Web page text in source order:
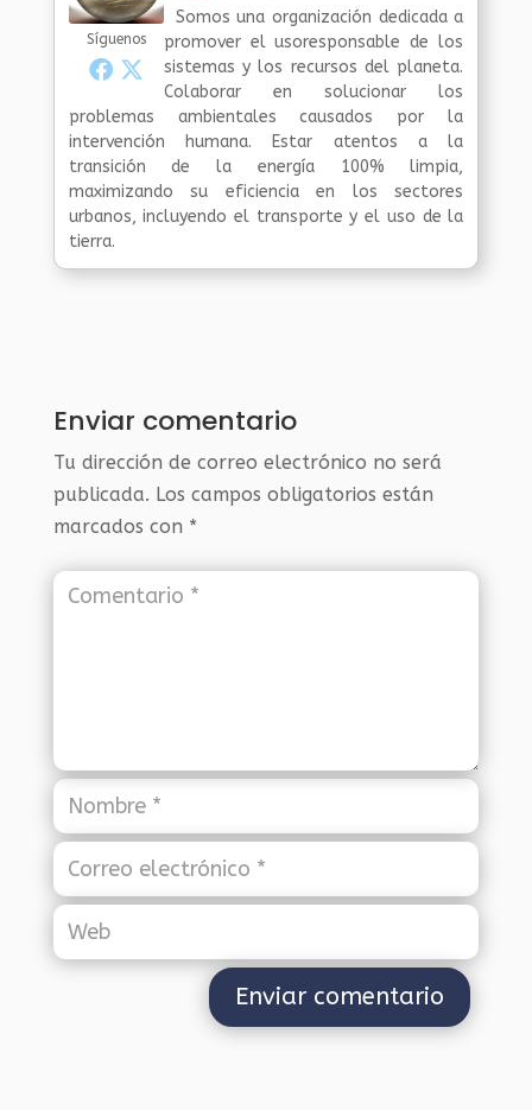
Síguenos
Somos una organización dedicada a
promover el usoresponsable de los
sistemas y los recursos del planeta.
Colaborar en solucionar los
problemas ambientales causados por la
intervención humana. Estar atentos a la
transición de la energía 100% limpia,
maximizando su eficiencia en los sectores
urbanos, incluyendo el transporte y el uso de la
tierra.
Enviar comentario
Tu dirección de correo electrónico no será
publicada. Los campos obligatorios están
marcados con *